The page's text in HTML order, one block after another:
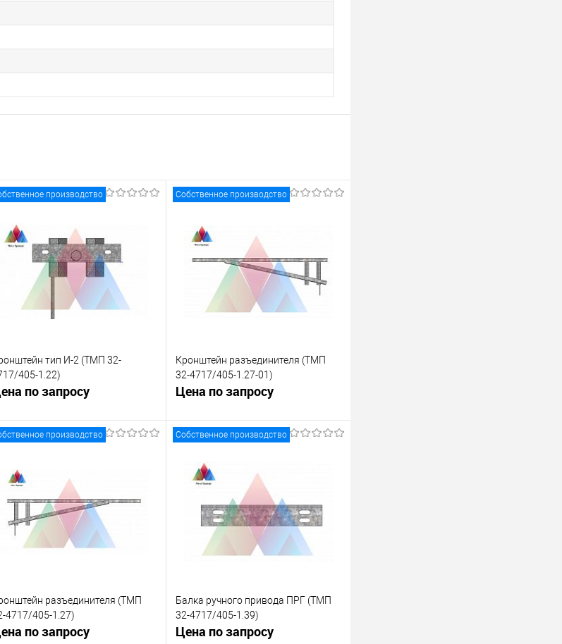
производство
тип И-2 (ТМП 32-
405-1.22)
по запросу
Запросить цену
Купить в 1 клик
В избранное
Под заказ
Собственное производство
Кронштейн разъединителя (ТМП
32-4717/405-1.27-01)
Цена по запросу
Запросить цену
Купить в 1 клик
В избранное
Под заказ
производство
разъединителя (ТМП
4717/405-1.27)
по запросу
Собственное производство
Балка ручного привода ПРГ (ТМП
32-4717/405-1.39)
Цена по запросу